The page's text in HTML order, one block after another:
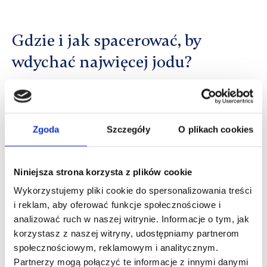
Zgoda Szczegóły O plikach cookies
Niniejsza strona korzysta z plików cookie
Wykorzystujemy pliki cookie do spersonalizowania treści
i reklam, aby oferować funkcje społecznościowe i
analizować ruch w naszej witrynie. Informacje o tym, jak
korzystasz z naszej witryny, udostępniamy partnerom
społecznościowym, reklamowym i analitycznym.
Partnerzy mogą połączyć te informacje z innymi danymi
Gdzie i jak spacerować, by
wdychać najwięcej jodu?
Nie musisz biegać po plaży, by korzystać z
zasadach:
minerałami występuje bezpośrednio przy
brzegu, w pasie do ok. 200–300 metrów od
morza. Każdy krok bliżej wody to „mocniejsza”
Głębokie oddechy:Podczas spaceru staraj się